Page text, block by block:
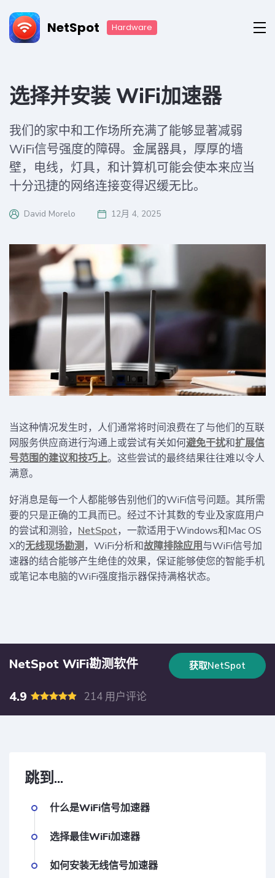
NetSpot Hardware
选择并安装 WiFi加速器
我们的家中和工作场所充满了能够显著减弱
WiFi信号强度的障碍。金属器具，厚厚的墙
壁，电线，灯具，和计算机可能会使本来应当
十分迅捷的网络连接变得迟缓无比。
David Morelo 12月 4, 2025
当这种情况发生时，人们通常将时间浪费在了与他们的互联
网服务供应商进行沟通上或尝试有关如何避免干扰和扩展信
号范围的建议和技巧上。这些尝试的最终结果往往难以令人
满意。
好消息是每一个人都能够告别他们的WiFi信号问题。其所需
要的只是正确的工具而已。经过不计其数的专业及家庭用户
的尝试和测验， NetSpot，一款适用于Windows和Mac OS
X的无线现场勘测，WiFi分析和故障排除应用与WiFi信号加
速器的结合能够产生绝佳的效果，保证能够使您的智能手机
或笔记本电脑的WiFi强度指示器保持满格状态。
NetSpot WiFi勘测软件 获取NetSpot
4.9 214 用户评论
跳到...
什么是WiFi信号加速器
选择最佳WiFi加速器
如何安装无线信号加速器